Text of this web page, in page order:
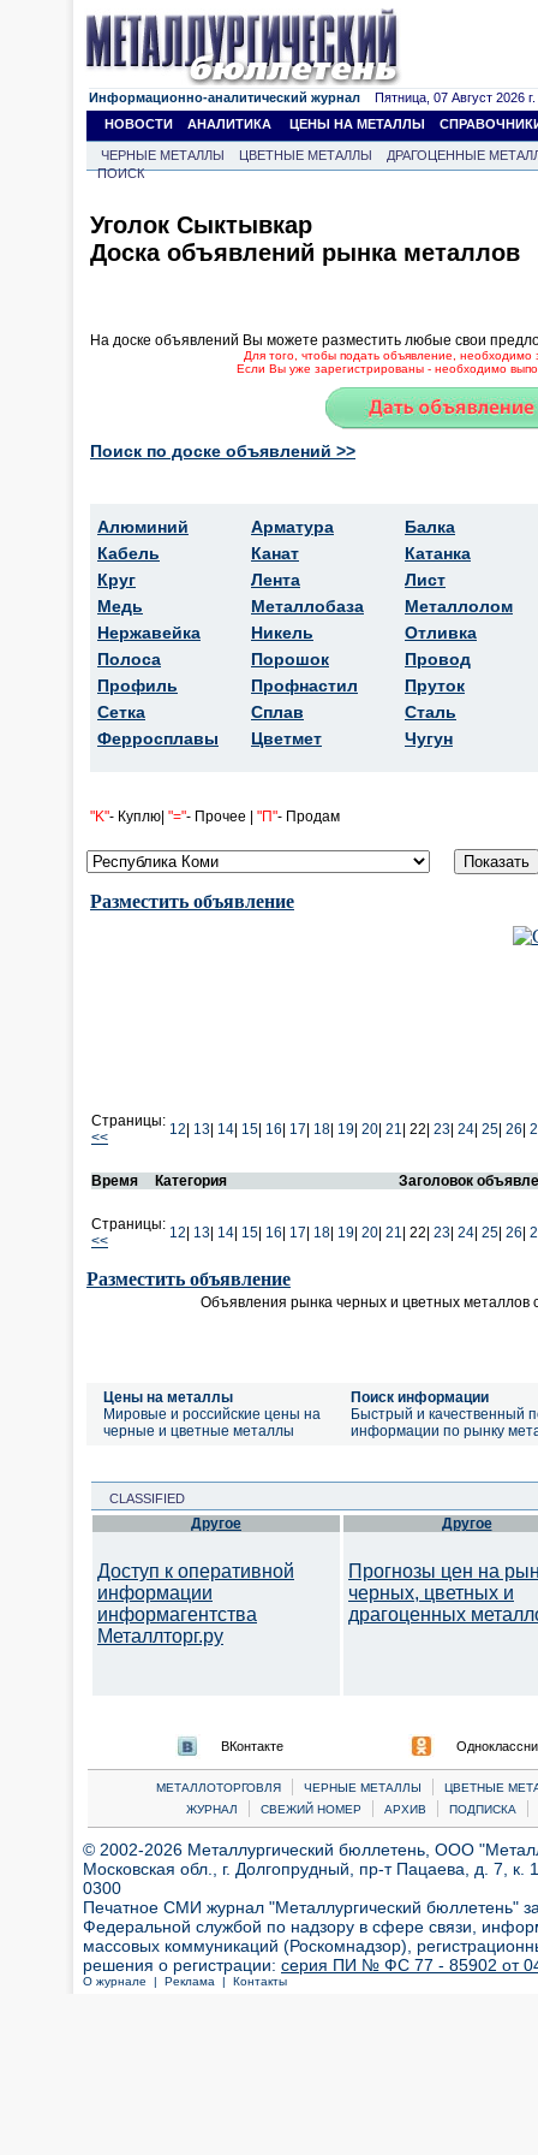
Информационно-аналитический журнал Пятница, 07 Август 2026 г.
НОВОСТИ
АНАЛИТИКА ЦЕНЫ НА МЕТАЛЛЫ
ЧЕРНЫЕ МЕТАЛЛЫ ЦВЕТНЫЕ МЕТАЛЛЫ
ДРАГОЦЕННЫЕ
ПОИСК
Уголок Сыктывкар
Доска объявлений рынка металлов
На доске объявлений Вы можете разместить любые свои
Для того, чтобы подать объявление, необходимо
Если Вы уже зарегистрированы - необходимо
Поиск по доске объявлений >>
Алюминий
Кабель
Круг
Медь
Нержавейка
Полоса
Профиль
Сетка
Ферросплавы
Арматура
Канат
Лента
Металлобаза
Никель
Порошок
Профнастил
Сплав
Цветмет
Балка
Катанка
Лист
Металлолом
Отливка
Провод
Пруток
Сталь
Чугун
"K"- Куплю| "="- Прочее | "П"- Продам
Разместить объявление
Страницы:
<<
12 13 14 15 16 17 18 19 20 21 22| 23 24 25 26
Время Категория Заголовок
Страницы:
<<
12 13 14 15 16 17 18 19 20 21 22| 23 24 25 26
Разместить объявление
Объявления рынка черных и цветных металлов
Цены на металлы
Мировые и российские цены на
черные и цветные металлы
Поиск информации
Быстрый и качественный
информации по рынку
CLASSIFIED
Другое
Доступ к оперативной
информации
информагентства
Металлторг.ру
Другое
Прогнозы цен на
черных, цветных и
драгоценных
ВКонтакте
МЕТАЛЛОТОРГОВЛЯ | ЧЕРНЫЕ МЕТАЛЛЫ |
ЦВЕТНЫЕ
ЖУРНАЛ
| СВЕЖИЙ НОМЕР | АРХИВ | ПОДПИСКА |
© 2002-2026 Металлургический бюллетень, ООО
Московская обл., г. Долгопрудный, пр-т Пацаева, д. 7,
0300
Печатное СМИ журнал "Металлургический бюллетень"
Федеральной службой по надзору в сфере связи,
массовых коммуникаций (Роскомнадзор),
решения о регистрации: серия ПИ № ФС 77 - 85902 от 04
О журнале | Реклама | Контакты